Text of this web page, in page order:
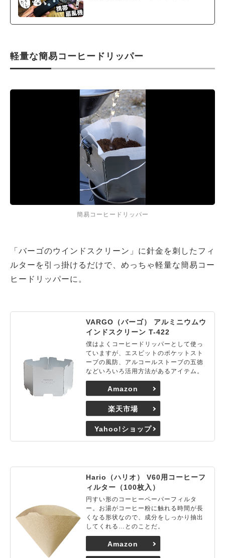
軽量な簡易コーヒードリッパー
簡易コーヒードリッパー
「バーゴのウインドスクリーン」に針金を刺したフィ
ルターを引っ掛けるだけで、めっちゃ軽量な簡易コー
ヒードリッパーに。
VARGO（バーゴ） アルミニウムウ
インドスクリーン T-422
僕はよくコーヒードリッパーとして使っ
ていますが、エスビットのポケットスト
ーブの風防、アルコールストーブの五徳
などいろいろ活用方法があるアイテム。
Amazon
楽天市場
Yahoo!ショップ
Hario（ハリオ） V60用コーヒーフ
ィルター（100枚入）
円すい形のコーヒーペーパーフィルタ
ー。お湯がコーヒー粉に触れる時間が長
くなる形状なので、成分をしっかり抽出
してくれる…とのことだ。
Amazon